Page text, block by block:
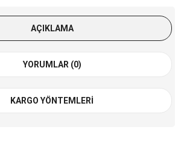
AÇIKLAMA
YORUMLAR (0)
KARGO YÖNTEMLERI